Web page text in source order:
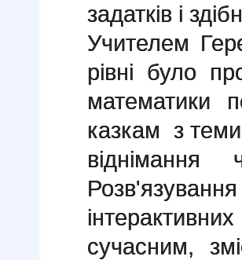
задатків і
Учителем
рівні було
математики
казкам з
сучасним,